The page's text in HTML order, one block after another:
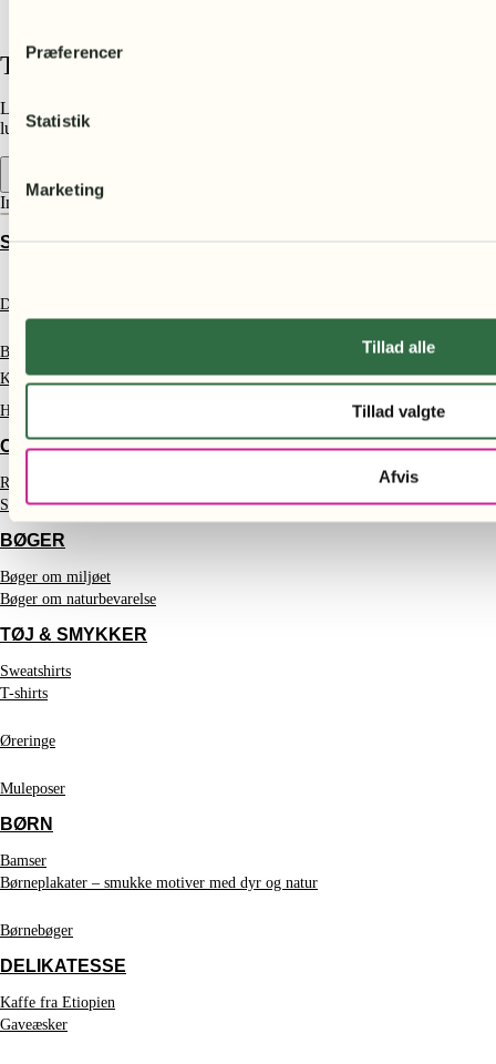
Præferencer
Statistik
Marketing
Tillad alle
Tillad valgte
Afvis
Tilføj din overskrift her
Lorem ipsum dolor sit amet, consectetur adipiscing elit. Ut elit tellus,
luctus nec ullamcorper mattis, pulvinar dapibus leo.
Indkøbskurv
STØT SKOVENE
Donation
Bliv støttemedlem
Kontakt
Handelsbetingelser
CERTIFIKATER
Regnskovscertifikater
Skovcertifikater
BØGER
Bøger om miljøet
Bøger om naturbevarelse
TØJ & SMYKKER
Sweatshirts
T-shirts
Øreringe
Muleposer
BØRN
Bamser
Børneplakater – smukke motiver med dyr og natur
Børnebøger
DELIKATESSE
Kaffe fra Etiopien
Gaveæsker